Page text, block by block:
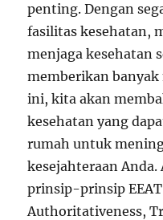
penting. Dengan
fasilitas kesehatan,
menjaga kesehatan
memberikan
ini, kita akan
kesehatan yang
rumah untuk
kesejahteraan
prinsip-prinsip
Authoritativeness,